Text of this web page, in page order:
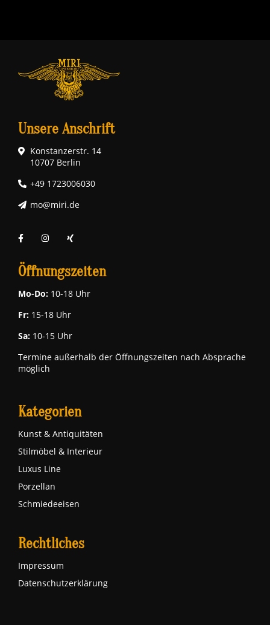
Unsere Anschrift
Konstanzerstr. 14
10707 Berlin
+49 1723006030
mo@miri.de
Öffnungszeiten
Mo-Do: 10-18 Uhr
Fr: 15-18 Uhr
Sa: 10-15 Uhr
Termine außerhalb der Öffnungszeiten nach Absprache
möglich
Kategorien
Kunst & Antiquitäten
Stilmöbel & Interieur
Luxus Line
Porzellan
Schmiedeeisen
Rechtliches
Impressum
Datenschutzerklärung